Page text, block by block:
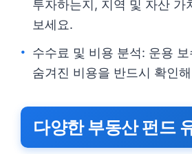
투자하는지, 지역 및 자산 가
보세요.
수수료 및 비용 분석: 운용
숨겨진 비용을 반드시 확인
다양한 부동산 펀드